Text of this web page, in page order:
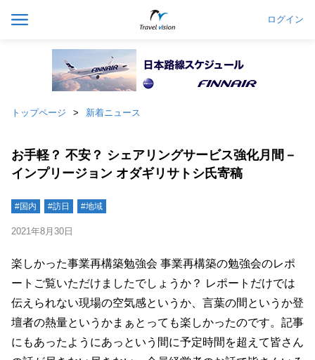
ログイン
トップページ 新着ニュース
お手軽？ 不安？ シェアリングサービス強化月間－
インプリージョン オダギリサトシ氏寄稿
#国内 #訪日 #地域
2021年8月30日
楽しかった事業再構築勉強会 事業再構築の勉強会のレポ
ートご覧いただけましたでしょうか？ レポートだけでは
伝えられない現場の空気感というか、言葉の間というか登
壇者の熱量というかまぁとっても楽しかったのです。記事
にもあったようにあっという間に予定時間を超えて皆さん